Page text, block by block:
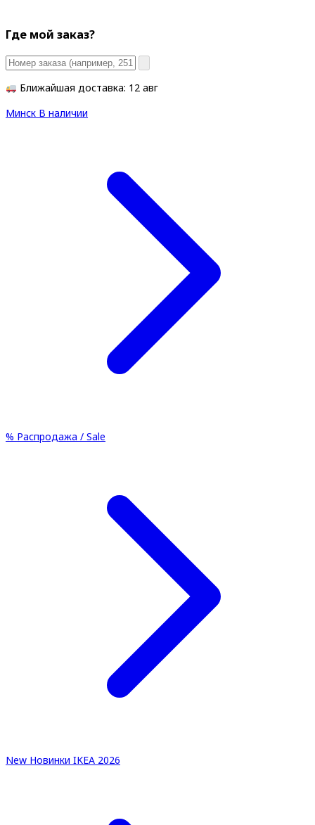
Где мой заказ?
Ближайшая доставка: 12 авг
Минск В наличии
% Распродажа / Sale
New Новинки IKEA 2026